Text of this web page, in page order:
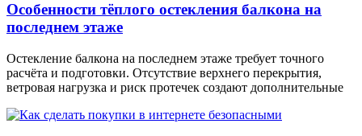
Особенности тёплого остекления балкона на
последнем этаже
Остекление балкона на последнем этаже требует точного
расчёта и подготовки. Отсутствие верхнего перекрытия,
ветровая нагрузка и риск протечек создают дополнительные